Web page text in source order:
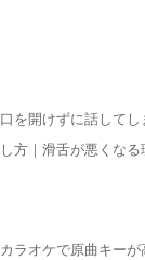
口を開けずに話してし
し方｜滑舌が悪くなる
カラオケで原曲キーが